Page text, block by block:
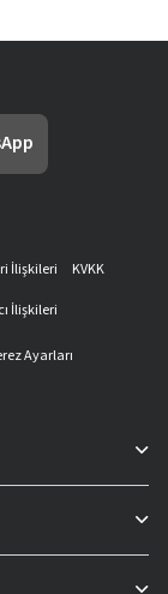
İlişkileri
KVKK
İlişkileri
Ayarları